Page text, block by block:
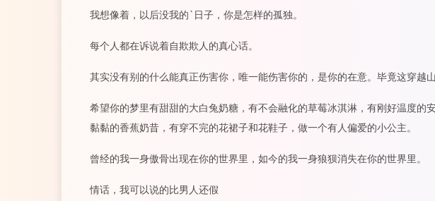
我想像着，以后没我的`日子，你是怎样的孤独。
每个人都在诉说着自欺欺人的真心话。
其实没有别的什么能真正伤害你，唯一能伤害你的，是你的在意。毕竟这穿越
希望你的梦里有甜甜的大白兔奶糖，有不会融化的草莓冰淇淋，有刚好温度的
黏黏的香蕉奶昔，有穿不完的花裙子和花鞋子，做一个有人偏爱的小公主。
曾经的我一身傲骨出现在你的世界里，如今的我一身狼狈消失在你的世界里。
情话，我可以说的比男人还假